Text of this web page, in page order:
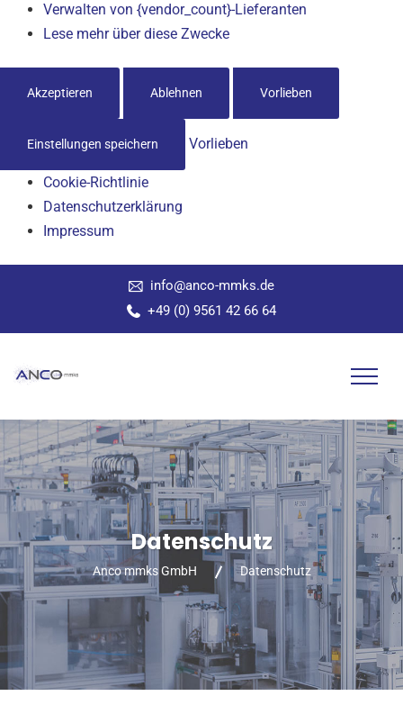
Verwalten von {vendor_count}-Lieferanten
Lese mehr über diese Zwecke
Akzeptieren Ablehnen Vorlieben
Einstellungen speichern Vorlieben
Cookie-Richtlinie
Datenschutzerklärung
Impressum
info@anco-mmks.de
+49 (0) 9561 42 66 64
Datenschutz
Anco mmks GmbH Datenschutz